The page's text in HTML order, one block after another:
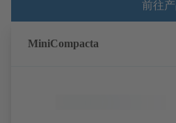
前往
MiniCompacta